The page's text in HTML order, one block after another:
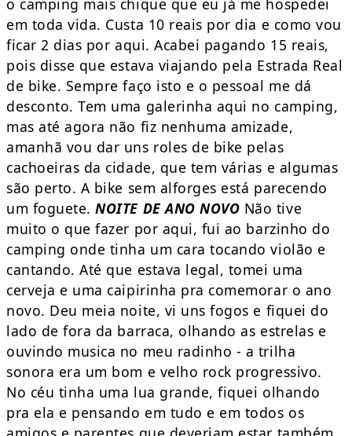
o camping mais chique que eu já me hospedei
em toda vida. Custa 10 reais por dia e como vou
ficar 2 dias por aqui. Acabei pagando 15 reais,
pois disse que estava viajando pela Estrada Real
de bike. Sempre faço isto e o pessoal me dá
desconto. Tem uma galerinha aqui no camping,
mas até agora não fiz nenhuma amizade,
amanhã vou dar uns roles de bike pelas
cachoeiras da cidade, que tem várias e algumas
são perto. A bike sem alforges está parecendo
um foguete.NOITE DE ANO NOVO Não tive
muito o que fazer por aqui, fui ao barzinho do
camping onde tinha um cara tocando violão e
cantando. Até que estava legal, tomei uma
cerveja e uma caipirinha pra comemorar o ano
novo. Deu meia noite, vi uns fogos e fiquei do
lado de fora da barraca, olhando as estrelas e
ouvindo musica no meu radinho - a trilha
sonora era um bom e velho rock progressivo.
No céu tinha uma lua grande, fiquei olhando
pra ela e pensando em tudo e em todos os